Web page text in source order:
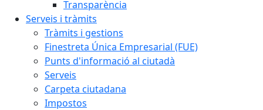
Transparència
Serveis i tràmits
Tràmits i gestions
Finestreta Única Empresarial (FUE)
Punts d'informació al ciutadà
Serveis
Carpeta ciutadana
Impostos